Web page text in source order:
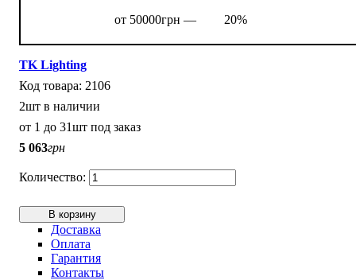
от 50000грн —
20%
TK Lighting
2106
2шт в наличии
от 1 до 31шт под заказ
5 063грн
В корзину
Доставка
Оплата
Гарантия
Контакты